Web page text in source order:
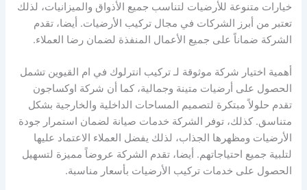
خيارات متنوعة للأرضيات لتناسب جميع الأذواق والميزانيات، لذلك
تعتبر من أبرز الشركات في مجال تركيب الأرضيات. أيضا، تقدم
الشركة ضماناً على جميع الأعمال المنفذة لضمان رضا العملاء.
أهمية اختيار شركة موثوقة لـ تركيب انترلوك في ام القيوين تشمل
الحصول على أرضيات متينة وجمالية، كما أن شركة اوكساجون
تقدم حلولاً مبتكرة لتصميم المساحات الداخلية والخارجية بشكل
متناسق. كذلك، توفر الشركة خدمات صيانة لضمان استمرار جودة
الأرضيات ومظهرها الجذاب، لذلك يفضل العملاء الاعتماد عليها
لتلبية جميع احتياجاتهم. أيضا، تقدم الشركة عروضاً مميزة لتسهيل
الحصول على خدمات تركيب الأرضيات بأسعار مناسبة.